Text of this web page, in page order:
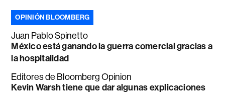
OPINIÓN BLOOMBERG
Juan Pablo Spinetto
México está ganando la guerra comercial gracias a
la hospitalidad
Editores de Bloomberg Opinion
Kevin Warsh tiene que dar algunas explicaciones